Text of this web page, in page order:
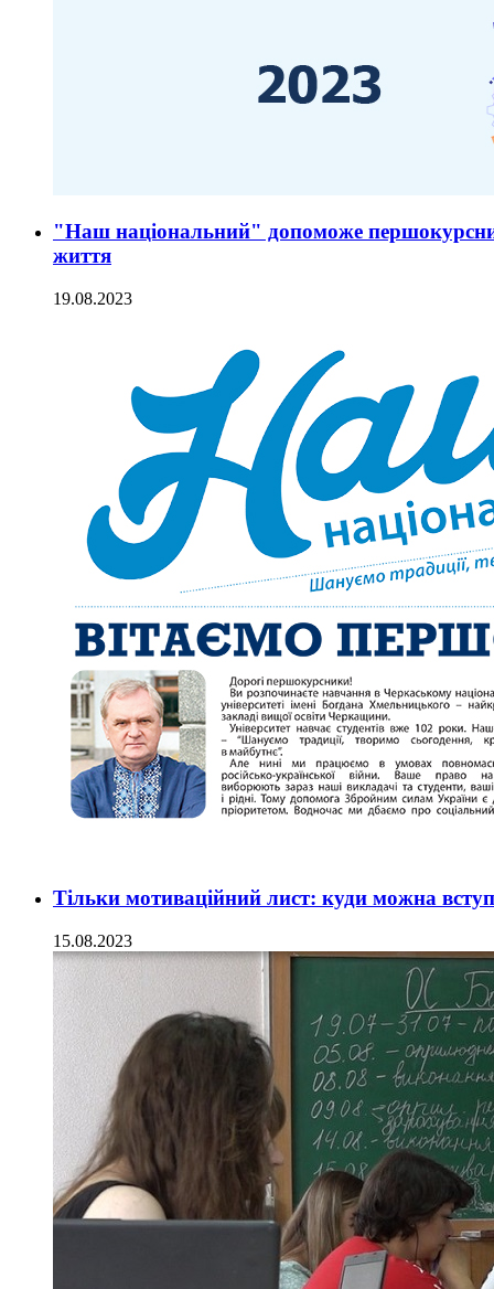
"Наш національний" допоможе
життя
19.08.2023
Тільки мотиваційний лист: куди можна
15.08.2023